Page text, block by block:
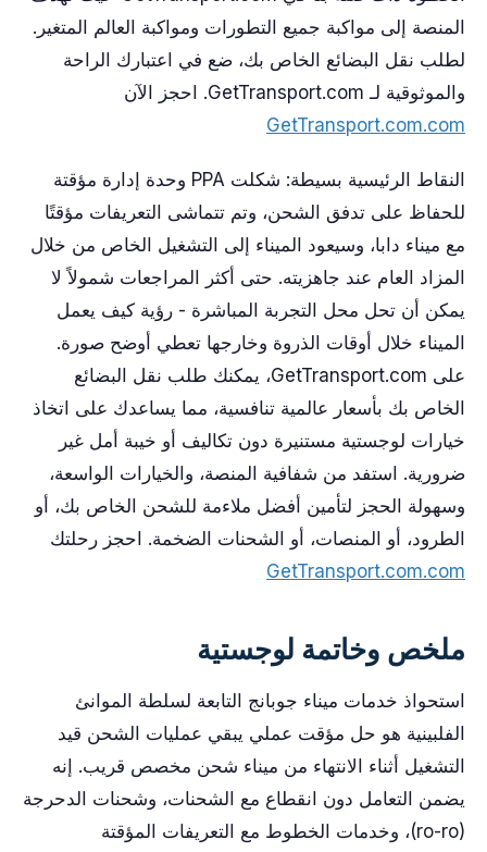
المنصة إلى مواكبة جميع التطورات ومواكبة العالم المتغير.
لطلب نقل البضائع الخاص بك، ضع في اعتبارك الراحة
والموثوقية لـ GetTransport.com. احجز الآن
GetTransport.com.com
النقاط الرئيسية بسيطة: شكلت PPA وحدة إدارة مؤقتة
للحفاظ على تدفق الشحن، وتم تتماشى التعريفات مؤقتًا
مع ميناء دابا، وسيعود الميناء إلى التشغيل الخاص من خلال
المزاد العام عند جاهزيته. حتى أكثر المراجعات شمولاً لا
يمكن أن تحل محل التجربة المباشرة - رؤية كيف يعمل
الميناء خلال أوقات الذروة وخارجها تعطي أوضح صورة.
على GetTransport.com، يمكنك طلب نقل البضائع
الخاص بك بأسعار عالمية تنافسية، مما يساعدك على اتخاذ
خيارات لوجستية مستنيرة دون تكاليف أو خيبة أمل غير
ضرورية. استفد من شفافية المنصة، والخيارات الواسعة،
وسهولة الحجز لتأمين أفضل ملاءمة للشحن الخاص بك، أو
الطرود، أو المنصات، أو الشحنات الضخمة. احجز رحلتك
GetTransport.com.com
ملخص وخاتمة لوجستية
استحواذ خدمات ميناء جوبانج التابعة لسلطة الموانئ
الفلبينية هو حل مؤقت عملي يبقي عمليات الشحن قيد
التشغيل أثناء الانتهاء من ميناء شحن مخصص قريب. إنه
يضمن التعامل دون انقطاع مع الشحنات، وشحنات الدحرجة
(ro-ro)، وخدمات الخطوط مع التعريفات المؤقتة